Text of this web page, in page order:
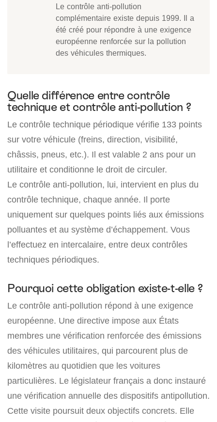
Le contrôle anti-pollution
complémentaire existe depuis 1999. Il a
été créé pour répondre à une exigence
européenne renforcée sur la pollution
des véhicules thermiques.
Quelle différence entre contrôle
technique et contrôle anti-pollution ?
Le contrôle technique périodique vérifie 133 points
sur votre véhicule (freins, direction, visibilité,
châssis, pneus, etc.). Il est valable 2 ans pour un
utilitaire et conditionne le droit de circuler.
Le contrôle anti-pollution, lui, intervient en plus du
contrôle technique, chaque année. Il porte
uniquement sur quelques points liés aux émissions
polluantes et au système d’échappement. Vous
l’effectuez en intercalaire, entre deux contrôles
techniques périodiques.
Pourquoi cette obligation existe-t-elle ?
Le contrôle anti-pollution répond à une exigence
européenne. Une directive impose aux États
membres une vérification renforcée des émissions
des véhicules utilitaires, qui parcourent plus de
kilomètres au quotidien que les voitures
particulières. Le législateur français a donc instauré
une vérification annuelle des dispositifs antipollution.
Cette visite poursuit deux objectifs concrets. Elle